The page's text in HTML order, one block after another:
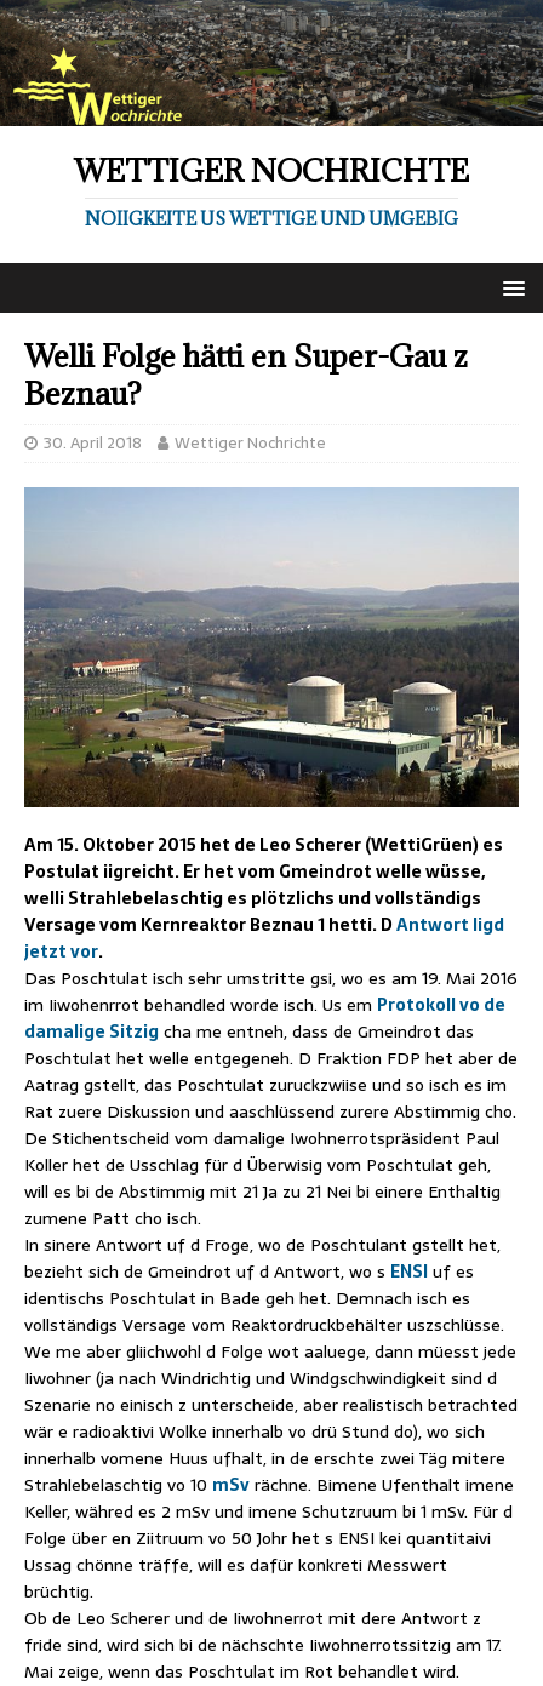
WETTIGER NOCHRICHTE
NOIIGKEITE US WETTIGE UND UMGEBIG
Welli Folge hätti en Super-Gau z
Beznau?
30. April 2018 Wettiger Nochrichte
Am 15. Oktober 2015 het de Leo Scherer (WettiGrüen) es
Postulat iigreicht. Er het vom Gmeindrot welle wüsse,
welli Strahlebelaschtig es plötzlichs und vollständigs
Versage vom Kernreaktor Beznau 1 hetti. DAntwort ligd
jetzt vor.
Das Poschtulat isch sehr umstritte gsi, wo es am 19. Mai 2016
im Iiwohenrrot behandled worde isch. Us em Protokoll vo de
damalige Sitzigcha me entneh, dass de Gmeindrot das
Poschtulat het welle entgegeneh. D Fraktion FDP het aber de
Aatrag gstellt, das Poschtulat zuruckzwiise und so isch es im
Rat zuere Diskussion und aaschlüssend zurere Abstimmig cho.
De Stichentscheid vom damalige Iwohnerrotspräsident Paul
Koller het de Usschlag für d Überwisig vom Poschtulat geh,
will es bi de Abstimmig mit 21 Ja zu 21 Nei bi einere Enthaltig
zumene Patt cho isch.
In sinere Antwort uf d Froge, wo de Poschtulant gstellt het,
bezieht sich de Gmeindrot uf d Antwort, wo s ENSIuf es
identischs Poschtulat in Bade geh het. Demnach isch es
vollständigs Versage vom Reaktordruckbehälter uszschlüsse.
We me aber gliichwohl d Folge wot aaluege, dann müesst jede
Iiwohner (ja nach Windrichtig und Windgschwindigkeit sind d
Szenarie no einisch z unterscheide, aber realistisch betrachted
wär e radioaktivi Wolke innerhalb vo drü Stund do), wo sich
innerhalb vomene Huus ufhalt, in de erschte zwei Täg mitere
Strahlebelaschtig vo 10 mSvrächne. Bimene Ufenthalt imene
Keller, währed es 2 mSv und imene Schutzruum bi 1 mSv. Für d
Folge über en Ziitruum vo 50 Johr het s ENSI kei quantitaivi
Ussag chönne träffe, will es dafür konkreti Messwert
brüchtig.
Ob de Leo Scherer und de Iiwohnerrot mit dere Antwort z
fride sind, wird sich bi de nächschte Iiwohnerrotssitzig am 17.
Mai zeige, wenn das Poschtulat im Rot behandlet wird.